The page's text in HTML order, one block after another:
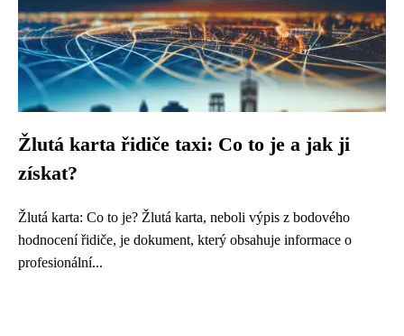
Žlutá karta řidiče taxi: Co to je a jak ji
získat?
Žlutá karta: Co to je? Žlutá karta, neboli výpis z bodového
hodnocení řidiče, je dokument, který obsahuje informace o
profesionální...